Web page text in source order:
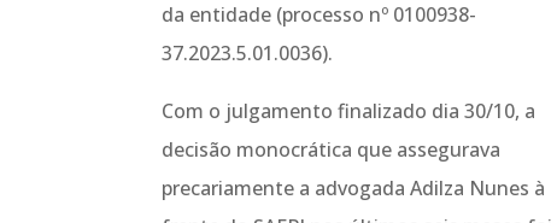
da entidade (processo nº 0100938-
37.2023.5.01.0036).
Com o julgamento finalizado dia 30/10, a
decisão monocrática que assegurava
precariamente a advogada Adilza Nunes à